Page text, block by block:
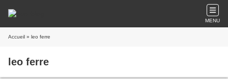
MENU
Accueil » leo ferre
leo ferre